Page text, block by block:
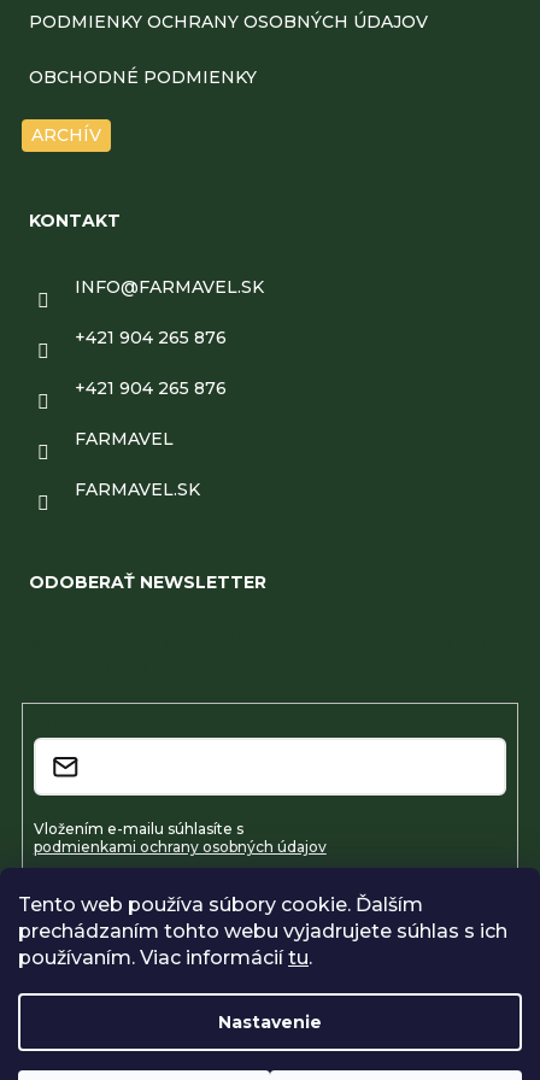
Tento web používa súbory cookie. Ďalším
prechádzaním tohto webu vyjadrujete súhlas s ich
používaním. Viac informáciítu.
Nastavenie
PODMIENKY OCHRANY OSOBNÝCH ÚDAJOV
OBCHODNÉ PODMIENKY
ARCHÍV
KONTAKT
INFO@FARMAVEL.SK
+421 904 265 876
+421 904 265 876
FARMAVEL
FARMAVEL.SK
ODOBERAŤ NEWSLETTER
Vložením e-mailu súhlasíte s
podmienkami ochrany osobných údajov
Prihlásiť sa
Vytvoril Shoptet
Copyright 2026Farmavel. Všetky práva vyhradené.Upraviť
nastavenie cookies